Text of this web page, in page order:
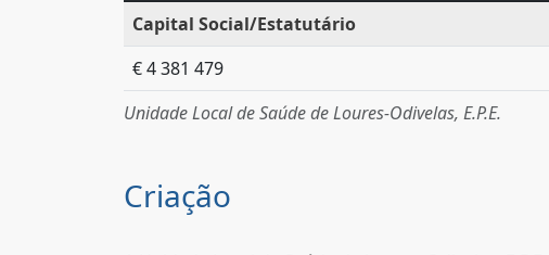
Unidade Local de Saúde de Loures-Odivelas, E.P.E.
Capital Social/Estatutário
€ 4 381 479
Criação